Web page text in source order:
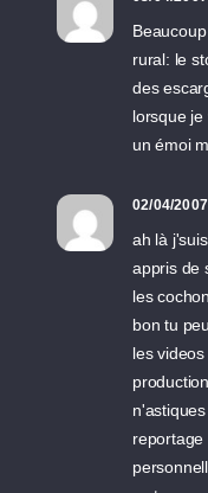
rural: le
des
lorsque je
un émoi
02/04/
ah là
appris de
les
bon tu
les